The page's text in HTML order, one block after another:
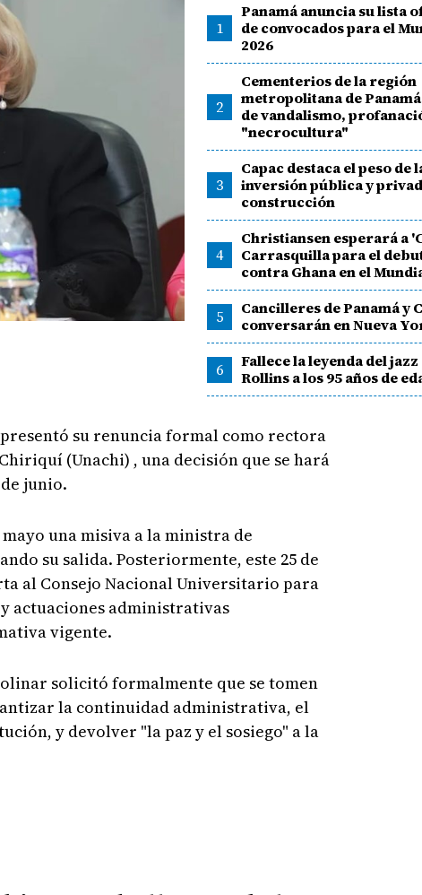
1
Panamá anuncia su lista
de convocados para el
2026
2
Cementerios de la región
metropolitana de
de vandalismo,
"necrocultura"
3
Capac destaca el peso de
inversión pública y
construcción
4
Christiansen esperará a
Carrasquilla para el
contra Ghana en el
5
Cancilleres de Panamá y
conversarán en Nueva
6
Fallece la leyenda del jazz
Rollins a los 95 años de
su renuncia formal como rectora
(Unachi) , una decisión que se hará
junio.
una misiva a la ministra de
su salida. Posteriormente, este 25 de
al Consejo Nacional Universitario para
actuaciones administrativas
vigente.
solicitó formalmente que se tomen
la continuidad administrativa, el
y devolver "la paz y el sosiego" a la